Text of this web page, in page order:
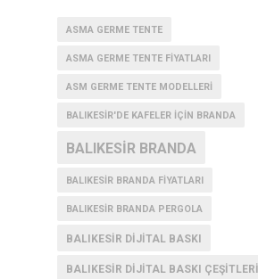
ASMA GERME TENTE
ASMA GERME TENTE FIYATLARI
ASM GERME TENTE MODELLERI
BALIKESIR'DE KAFELER IÇIN BRANDA
BALIKESIR BRANDA
BALIKESIR BRANDA FIYATLARI
BALIKESIR BRANDA PERGOLA
BALIKESIR DIJITAL BASKI
BALIKESIR DIJITAL BASKI ÇEŞITLERI